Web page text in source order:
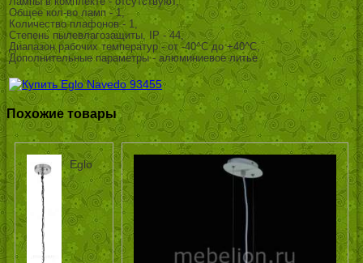
Общее кол-во ламп - 1,
Количество плафонов - 1,
Степень пылевлагозащиты, IP - 44,
Диапазон рабочих температур - от -40^C до +40^C,
Дополнительные параметры - алюминиевое литье
Похожие товары
Eglo